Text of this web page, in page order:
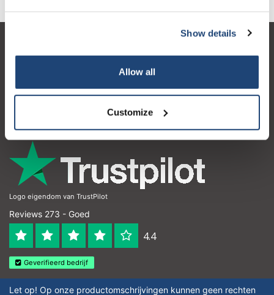
Show details
Allow all
Customize
Contactgegevens
Logo eigendom van TrustPilot
Reviews 273 - Goed
4.4
Geverifieerd bedrijf
Let op! Op onze productomschrijvingen kunnen geen rechten